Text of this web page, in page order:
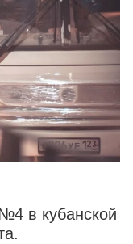
в кубанской